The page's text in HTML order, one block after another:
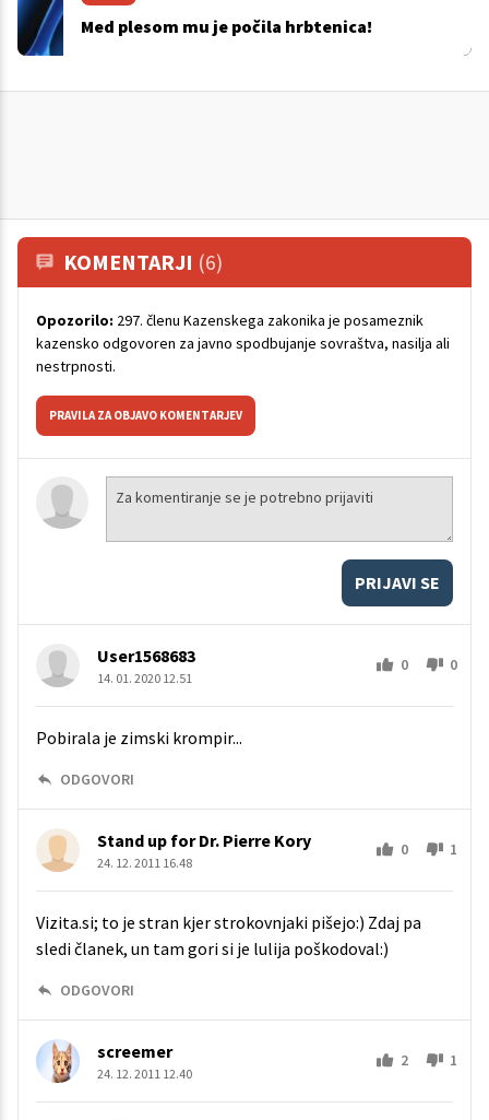
Med plesom mu je počila hrbtenica!
KOMENTARJI (6)
Opozorilo: 297. členu Kazenskega zakonika je posameznik
kazensko odgovoren za javno spodbujanje sovraštva, nasilja ali
nestrpnosti.
PRAVILA ZA OBJAVO KOMENTARJEV
PRIJAVI SE
User1568683
14. 01. 2020 12.51
0 0
Pobirala je zimski krompir...
ODGOVORI
Stand up for Dr. Pierre Kory
24. 12. 2011 16.48
0 1
Vizita.si; to je stran kjer strokovnjaki pišejo:) Zdaj pa
sledi članek, un tam gori si je lulija poškodoval:)
ODGOVORI
screemer
24. 12. 2011 12.40
2 1